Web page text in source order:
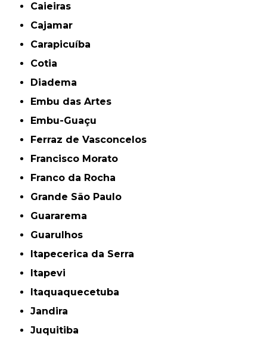
Caieiras
Cajamar
Carapicuíba
Cotia
Diadema
Embu das Artes
Embu-Guaçu
Ferraz de Vasconcelos
Francisco Morato
Franco da Rocha
Grande São Paulo
Guararema
Guarulhos
Itapecerica da Serra
Itapevi
Itaquaquecetuba
Jandira
Juquitiba